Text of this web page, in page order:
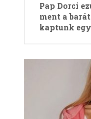
Pap Dorci
ment a
kaptunk